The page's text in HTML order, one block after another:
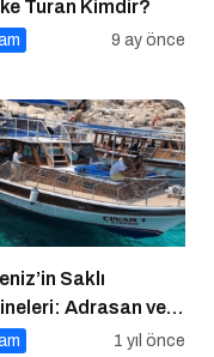
Turan Kimdir?
9 ay önce
Saklı
Adrasan ve
1 yıl önce